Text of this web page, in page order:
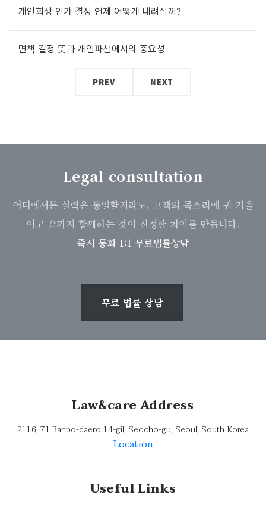
개인회생 인가 결정 언제 어떻게 내려질까?
면책 결정 뜻과 개인파산에서의 중요성
PREV NEXT
Legal consultation
어디에서든 실력은 동일할지라도, 고객의 목소리에 귀 기울
이고 끝까지 함께하는 것이 진정한 차이를 만듭니다.
즉시 통화 1:1 무료법률상담
무료 법률 상담
Law&care Address
2116, 71 Banpo-daero 14-gil, Seocho-gu, Seoul, South Korea
Location
Useful Links